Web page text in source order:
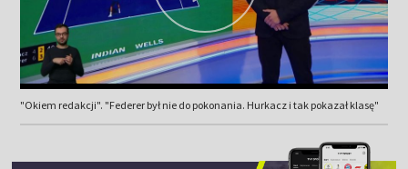
"Okiem redakcji". "Federer był nie do pokonania. Hurkacz i tak pokazał klasę"